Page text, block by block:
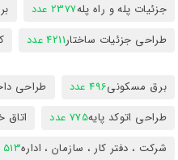
جزئیات پله و راه پله2377 عدد
طراحی جزئیات ساختار4211 عدد
برق مسکونی496 عدد طراحی
طراحی اتوکد پایه775 عدد اتاق
شرکت ، دفتر کار ، سازمان ، اداره513 عدد